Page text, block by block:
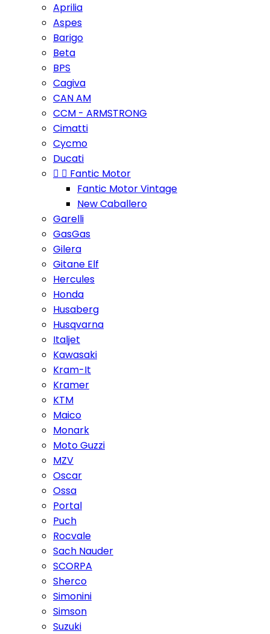
Aprilia
Aspes
Barigo
Beta
BPS
Cagiva
CAN AM
CCM - ARMSTRONG
Cimatti
Cycmo
Ducati
  Fantic Motor
Fantic Motor Vintage
New Caballero
Garelli
GasGas
Gilera
Gitane Elf
Hercules
Honda
Husaberg
Husqvarna
Italjet
Kawasaki
Kram-It
Kramer
KTM
Maico
Monark
Moto Guzzi
MZV
Oscar
Ossa
Portal
Puch
Rocvale
Sach Nauder
SCORPA
Sherco
Simonini
Simson
Suzuki